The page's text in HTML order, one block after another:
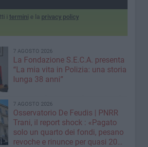
i termini e la privacy policy
7 AGOSTO 2026
La Fondazione S.E.C.A. presenta
“La mia vita in Polizia: una storia
lunga 38 anni”
7 AGOSTO 2026
Osservatorio De Feudis | PNRR
Trani, il report shock : «Pagato
solo un quarto dei fondi, pesano
revoche e rinunce per quasi 20